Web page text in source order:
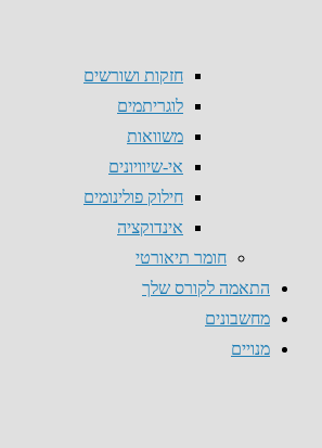
חזקות ושורשים
לוגריתמים
משוואות
אי-שיוויונים
חילוק פולינומים
אינדוקציה
חומר תיאורטי
התאמה לקורס שלך
מחשבונים
מנויים